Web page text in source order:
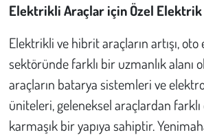
Elektrikli Araçlar için Özel
Elektrikli ve hibrit araçların artışı,
sektöründe farklı bir uzmanlık alanı
araçların batarya sistemleri ve
üniteleri, geleneksel araçlardan
karmaşık bir yapıya sahiptir.
Son Dakika
Kent